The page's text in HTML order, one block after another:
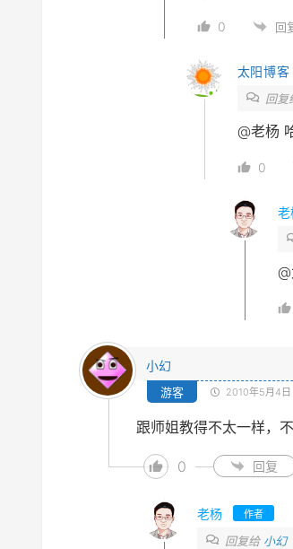
0 回
太阳博客
回复
@老杨
0
老
小幻
游客 2010年5月4
跟师姐教得不太一样，
0 回复
老杨 作者
回复给 小幻